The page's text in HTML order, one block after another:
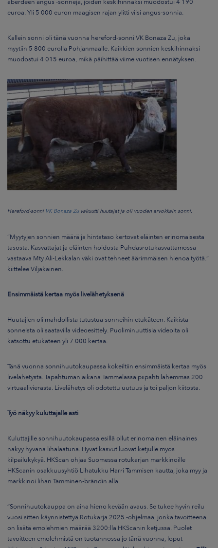
aberdeen angus -sonneja, joiden keskihinnaksi muodostui 4 190
euroa. Yli 5 000 euron maagisen rajan ylitti viisi angus-sonnia.
Kallein sonni oli tänä vuonna hereford-sonni VK Bonaza Zu, joka
myytiin 5 800 eurolla Pohjanmaalle. Kaikkien sonnien keskihinnaksi
muodostui 4 015 euroa, mikä päihittää viime vuotisen ennätyksen.
Hereford-sonni VK Bonaza Zuvakuutti huutajat ja oli vuoden arvokkain sonni.
”Myytyjen sonnien määrä ja hintataso kertovat eläinten erinomaisesta
tasosta. Kasvattajat ja eläinten hoidosta Puhdasrotukasvattamossa
vastaava Mty Ali-Lekkalan väki ovat tehneet äärimmäisen hienoa työtä.”
kiittelee Viljakainen.
Ensimmäistä kertaa myös livelähetyksenä
Huutajien oli mahdollista tutustua sonneihin etukäteen. Kaikista
sonneista oli saatavilla videoesittely. Puoliminuuttisia videoita oli
katsottu etukäteen yli 7 000 kertaa.
Tänä vuonna sonnihuutokaupassa kokeiltiin ensimmäistä kertaa myös
livelähetystä. Tapahtuman aikana Tammelassa piipahti lähemmäs 200
virtuaalivierasta. Livelähetys oli odotettu uutuus ja toi paljon kiitosta.
Työ näkyy kuluttajalle asti
Kuluttajille sonnihuutokaupassa esillä ollut erinomainen eläinaines
näkyy hyvänä lihalaatuna. Hyvät kasvut luovat ketjulle myös
kilpailukykyä. HKScan ohjaa Suomessa rotukarjan markkinoille
HKScanin osakkuusyhtiö Lihatukku Harri Tammisen kautta, joka myy ja
markkinoi lihan Tamminen-brändin alla.
”Sonnihuutokauppa on aina hieno kevään avaus. Se tukee hyvin reilu
vuosi sitten käynnistettyä Rotukarja 2025 -ohjelmaa, jonka tavoitteena
on lisätä emolehmien määrää 3200:lla HKScanin ketjussa. Puolet
tavoitteen emolehmistä on tuotannossa jo tänä vuonna, loput